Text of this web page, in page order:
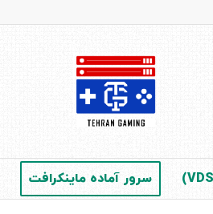
سرور آماده ماینکرافت